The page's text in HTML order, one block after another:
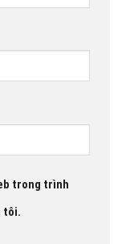
trong trình
tôi.